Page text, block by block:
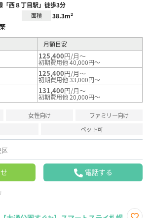
「西８丁目駅」徒歩3分
面積 38.3m²
月額目安
125,400円/月～
初期費用他 40,000円～
125,400円/月～
初期費用他 33,000円～
131,400円/月～
初期費用他 20,000円～
女性向け
ファミリー向け
ペット可
電話する